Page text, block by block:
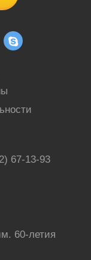
67-13-93
60-летия